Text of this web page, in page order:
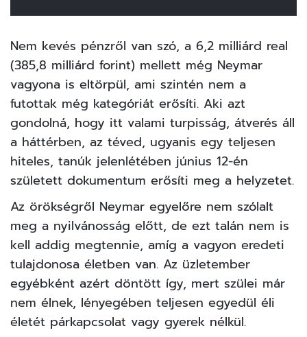
Nem kevés pénzről van szó, a 6,2 milliárd real
(385,8 milliárd forint) mellett még Neymar
vagyona is eltörpül, ami szintén nem a
futottak még kategóriát erősíti. Aki azt
gondolná, hogy itt valami turpisság, átverés áll
a háttérben, az téved, ugyanis egy teljesen
hiteles, tanúk jelenlétében június 12-én
született dokumentum erősíti meg a helyzetet.
Az örökségről Neymar egyelőre nem szólalt
meg a nyilvánosság előtt, de ezt talán nem is
kell addig megtennie, amíg a vagyon eredeti
tulajdonosa életben van. Az üzletember
egyébként azért döntött így, mert szülei már
nem élnek, lényegében teljesen egyedül éli
életét párkapcsolat vagy gyerek nélkül.